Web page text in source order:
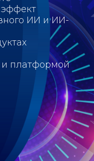
эффект
ИИ и ИИ-
платформой